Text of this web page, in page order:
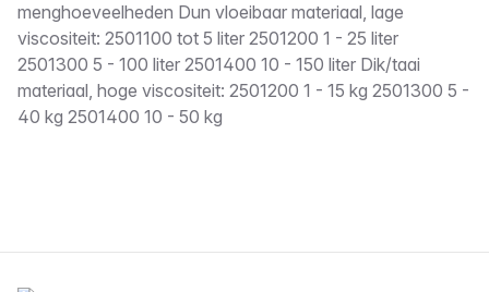
menghoeveelheden Dun vloeibaar materiaal, lage
viscositeit: 2501100 tot 5 liter 2501200 1 - 25 liter
2501300 5 - 100 liter 2501400 10 - 150 liter Dik/taai
materiaal, hoge viscositeit: 2501200 1 - 15 kg 2501300 5 -
40 kg 2501400 10 - 50 kg